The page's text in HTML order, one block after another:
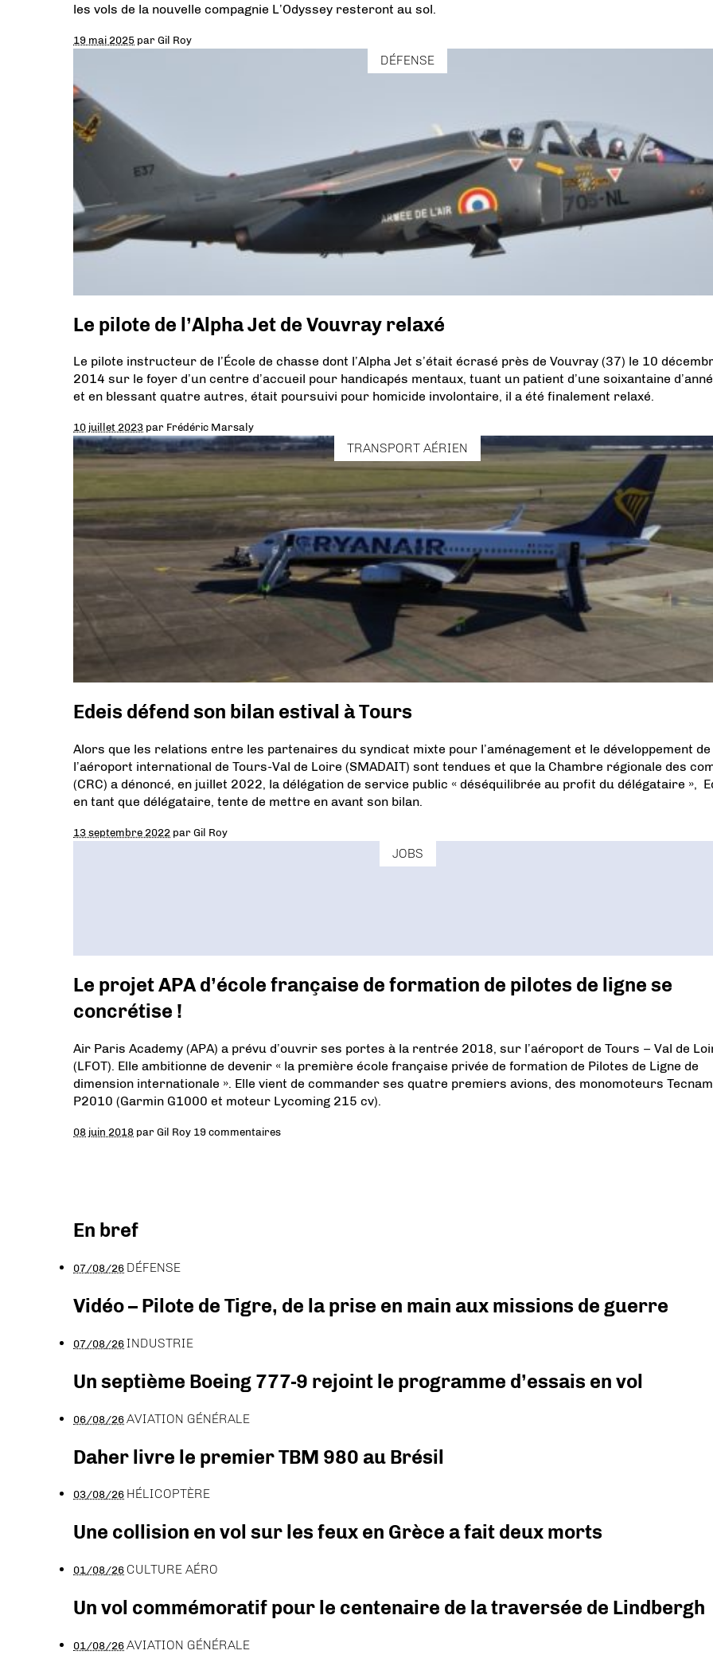
les vols de la nouvelle compagnie L’Odyssey resteront au sol.
19 mai 2025 parGil Roy
DÉFENSE
Le pilote de l’Alpha Jet de Vouvray relaxé
Le pilote instructeur de l’École de chasse dont l’Alpha Jet s’était écrasé près de Vouvray (37) le 10
2014 sur le foyer d’un centre d’accueil pour handicapés mentaux, tuant un patient d’une soixantaine
et en blessant quatre autres, était poursuivi pour homicide involontaire, il a été finalement relaxé.
10 juillet 2023 par Frédéric Marsaly
TRANSPORT AÉRIEN
Edeis défend son bilan estival à Tours
Alors que les relations entre les partenaires du syndicat mixte pour l’aménagement et le développement de
l’aéroport international de Tours-Val de Loire (SMADAIT) sont tendues et que la Chambre régionale des
(CRC) a dénoncé, en juillet 2022, la délégation de service public « déséquilibrée au profit du délégataire »,
en tant que délégataire, tente de mettre en avant son bilan.
13 septembre 2022 parGil Roy
JOBS
Le projet APA d’école française de formation de pilotes de ligne se
concrétise !
Air Paris Academy (APA) a prévu d’ouvrir ses portes à la rentrée 2018, sur l’aéroport de Tours – Val de
(LFOT). Elle ambitionne de devenir « la première école française privée de formation de Pilotes de Ligne de
dimension internationale ». Elle vient de commander ses quatre premiers avions, des monomoteurs Tecnam
P2010 (Garmin G1000 et moteur Lycoming 215 cv).
08 juin 2018 parGil Roy 19 commentaires
En bref
07/08/26 DÉFENSE
Vidéo – Pilote de Tigre, de la prise en main aux missions de guerre
07/08/26INDUSTRIE
Un septième Boeing 777-9 rejoint le programme d’essais en vol
06/08/26AVIATION GÉNÉRALE
Daher livre le premier TBM 980 au Brésil
03/08/26 HÉLICOPTÈRE
Une collision en vol sur les feux en Grèce a fait deux morts
01/08/26 CULTURE AÉRO
Un vol commémoratif pour le centenaire de la traversée de Lindbergh
01/08/26AVIATION GÉNÉRALE